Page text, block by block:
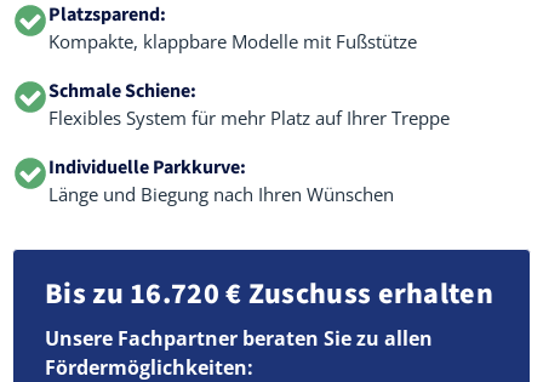
Platzsparend:
Kompakte, klappbare Modelle mit Fußstütze
Schmale Schiene:
Flexibles System für mehr Platz auf Ihrer Treppe
Individuelle Parkkurve:
Länge und Biegung nach Ihren Wünschen
Bis zu 16.720 € Zuschuss erhalten
Unsere Fachpartner beraten Sie zu allen
Fördermöglichkeiten: